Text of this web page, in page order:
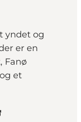
yndet og
er en
Fanø
et